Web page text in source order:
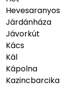
Hevesaranyos
Járdánháza
Jávorkút
Kács
Kál
Kápolna
Kazincbarcika